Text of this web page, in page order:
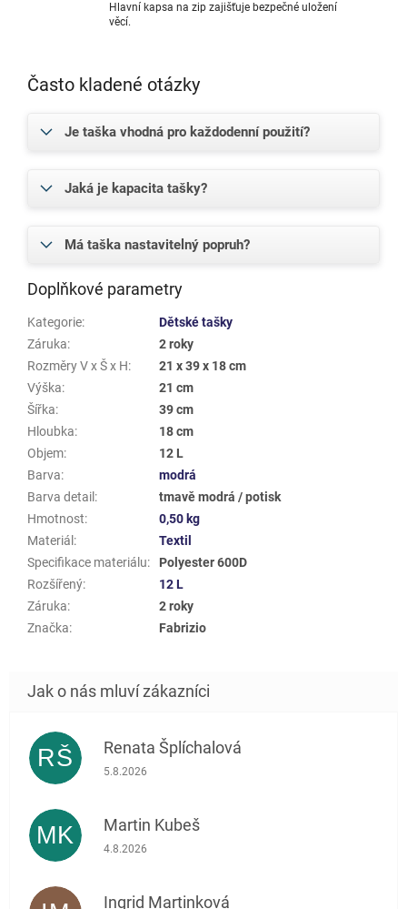
Hlavní kapsa na zip zajišťuje bezpečné uložení
věcí.
Často kladené otázky
Je taška vhodná pro každodenní použití?
Jaká je kapacita tašky?
Má taška nastavitelný popruh?
Doplňkové parametry
Kategorie:
Dětské tašky
Záruka:
2 roky
Rozměry V x Š x H:
21 x 39 x 18 cm
Výška:
21 cm
Šířka:
39 cm
Hloubka:
18 cm
Objem:
12 L
Barva:
modrá
Barva detail :
tmavě modrá / potisk
Hmotnost:
0,50 kg
Materiál :
Textil
Specifikace materiálu:
Polyester 600D
Rozšířený:
12 L
Záruka:
2 roky
Značka: Fabrizio
RŠ Renata Šplíchalová
Hodnocení obchodu je 5 z 5 hvězdiček.
5.8.2026
MK Martin Kubeš
Hodnocení obchodu je 5 z 5 hvězdiček.
4.8.2026
Ingrid Martinková